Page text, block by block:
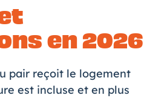
en 2026
pair reçoit le logement
est incluse et en plus